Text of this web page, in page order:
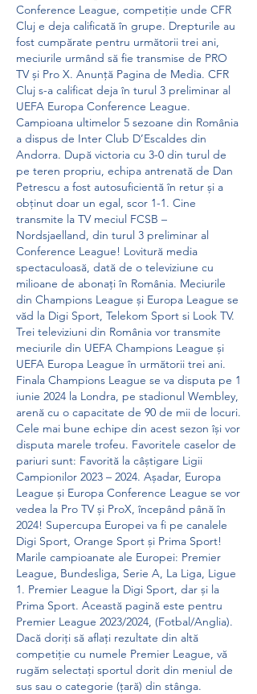
Conference League, competiție unde CFR
Cluj e deja calificată în grupe. Drepturile au
fost cumpărate pentru următorii trei ani,
meciurile urmând să fie transmise de PRO
TV și Pro X. Anunță Pagina de Media. CFR
Cluj s-a calificat deja în turul 3 preliminar al
UEFA Europa Conference League.
Campioana ultimelor 5 sezoane din România
a dispus de Inter Club D’Escaldes din
Andorra. După victoria cu 3-0 din turul de
pe teren propriu, echipa antrenată de Dan
Petrescu a fost autosuficientă în retur și a
obținut doar un egal, scor 1-1. Cine
transmite la TV meciul FCSB –
Nordsjaelland, din turul 3 preliminar al
Conference League! Lovitură media
spectaculoasă, dată de o televiziune cu
milioane de abonați în România. Meciurile
din Champions League și Europa League se
văd la Digi Sport, Telekom Sport si Look TV.
Trei televiziuni din România vor transmite
meciurile din UEFA Champions League și
UEFA Europa League în următorii trei ani.
Finala Champions League se va disputa pe 1
iunie 2024 la Londra, pe stadionul Wembley,
arenă cu o capacitate de 90 de mii de locuri.
Cele mai bune echipe din acest sezon își vor
disputa marele trofeu. Favoritele caselor de
pariuri sunt: Favorită la câștigare Ligii
Campionilor 2023 – 2024. Așadar, Europa
League și Europa Conference League se vor
vedea la Pro TV și ProX, începând până în
2024! Supercupa Europei va fi pe canalele
Digi Sport, Orange Sport și Prima Sport!
Marile campioanate ale Europei: Premier
League, Bundesliga, Serie A, La Liga, Ligue
1. Premier League la Digi Sport, dar și la
Prima Sport. Această pagină este pentru
Premier League 2023/2024, (Fotbal/Anglia).
Dacă doriți să aflați rezultate din altă
competiție cu numele Premier League, vă
rugăm selectați sportul dorit din meniul de
sus sau o categorie (țară) din stânga.